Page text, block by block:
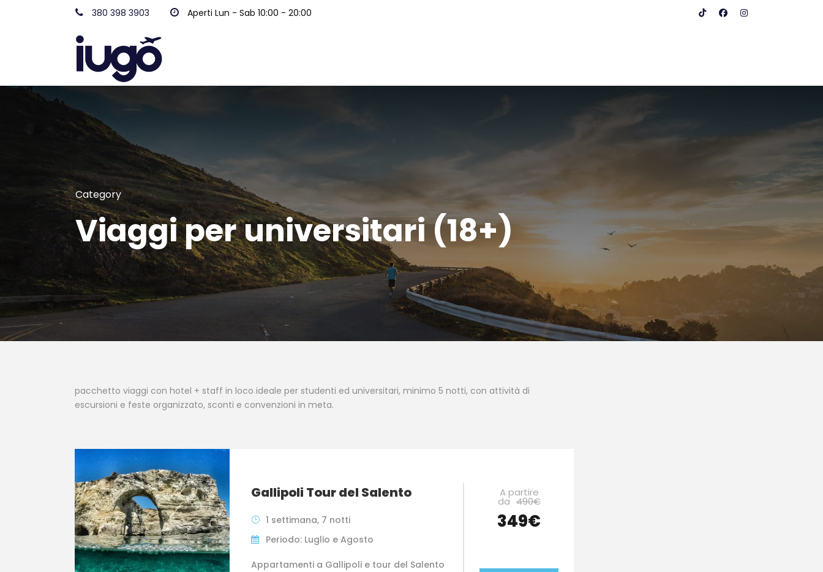
380 398 3903 Aperti Lun - Sab 10:00 - 20:00
Category
Viaggi per universitari (18+)
pacchetto viaggi con hotel + staff in loco ideale per studenti ed universitari, minimo 5 notti, con attività di
escursioni e feste organizzato, sconti e convenzioni in meta.
Gallipoli Tour del Salento
1 settimana, 7 notti
Periodo: Luglio e Agosto
Appartamenti a Gallipoli e tour del Salento
A partire
da 490€
349€